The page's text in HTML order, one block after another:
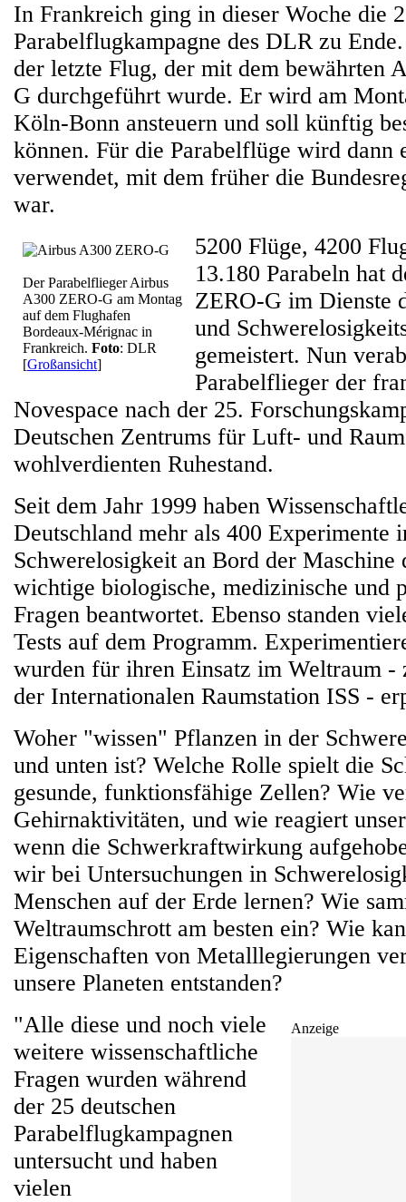
In Frankreich ging in dieser Woche die
Parabelflugkampagne des DLR zu
der letzte Flug, der mit dem bewährten
G durchgeführt wurde. Er wird am
Köln-Bonn ansteuern und soll künftig
können. Für die Parabelflüge wird dann
verwendet, mit dem früher die
war.
Der Parabelflieger Airbus
A300 ZERO-G am Montag
auf dem Flughafen
Bordeaux-Mérignac in
Frankreich. Foto: DLR
[Großansicht]
5200 Flüge, 4200
13.180 Parabeln hat
ZERO-G im Dienste
und
gemeistert. Nun
Parabelflieger der
Novespace nach der 25.
Deutschen Zentrums für Luft- und
wohlverdienten Ruhestand.
Seit dem Jahr 1999 haben
Deutschland mehr als 400 Experimente
Schwerelosigkeit an Bord der Maschine
wichtige biologische, medizinische und
Fragen beantwortet. Ebenso standen
Tests auf dem Programm.
wurden für ihren Einsatz im Weltraum -
der Internationalen Raumstation ISS -
Woher "wissen" Pflanzen in der
und unten ist? Welche Rolle spielt die
gesunde, funktionsfähige Zellen? Wie
Gehirnaktivitäten, und wie reagiert
wenn die Schwerkraftwirkung
wir bei Untersuchungen in
Menschen auf der Erde lernen? Wie
Weltraumschrott am besten ein? Wie
Eigenschaften von Metalllegierungen
unsere Planeten entstanden?
Anzeige
"Alle diese und noch viele
weitere wissenschaftliche
Fragen wurden während
der 25 deutschen
Parabelflugkampagnen
untersucht und haben
vielen